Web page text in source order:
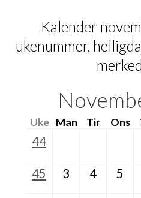
Kalender
ukenummer,
Uke Man Tir Ons
44
45 3 4 5